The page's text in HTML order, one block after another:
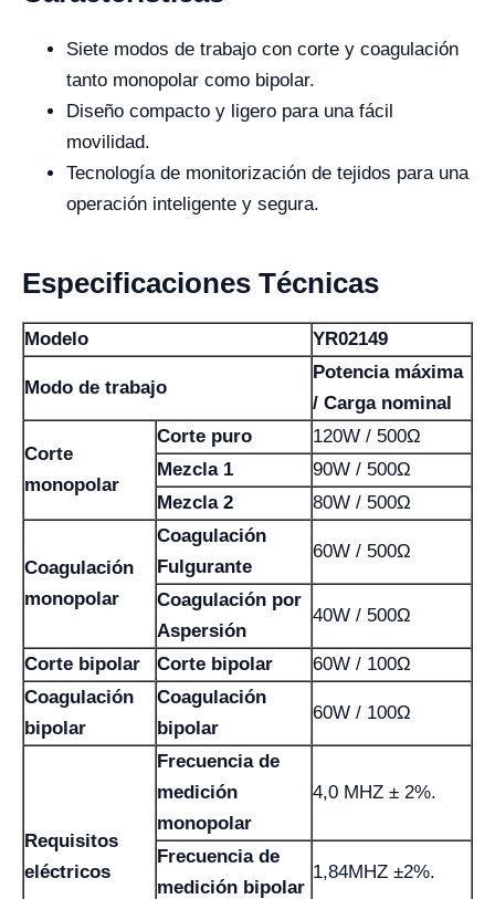
Siete modos de trabajo con corte y coagulación
tanto monopolar como bipolar.
Diseño compacto y ligero para una fácil
movilidad.
Tecnología de monitorización de tejidos para una
operación inteligente y segura.
Especificaciones Técnicas
Modelo YR02149
Modo de trabajo
Potencia máxima
/ Carga nominal
Corte
monopolar
Corte puro
120W / 500Ω
Mezcla 1
90W / 500Ω
Mezcla 2
80W / 500Ω
Coagulación
monopolar
Coagulación
Fulgurante
60W / 500Ω
Coagulación por
Aspersión
40W / 500Ω
Corte bipolar Corte bipolar
60W / 100Ω
Coagulación
bipolar
Coagulación
bipolar
60W / 100Ω
Requisitos
eléctricos
Frecuencia de
medición
monopolar
4,0 MHZ ± 2%.
Frecuencia de
medición bipolar
1,84MHZ ±2%.